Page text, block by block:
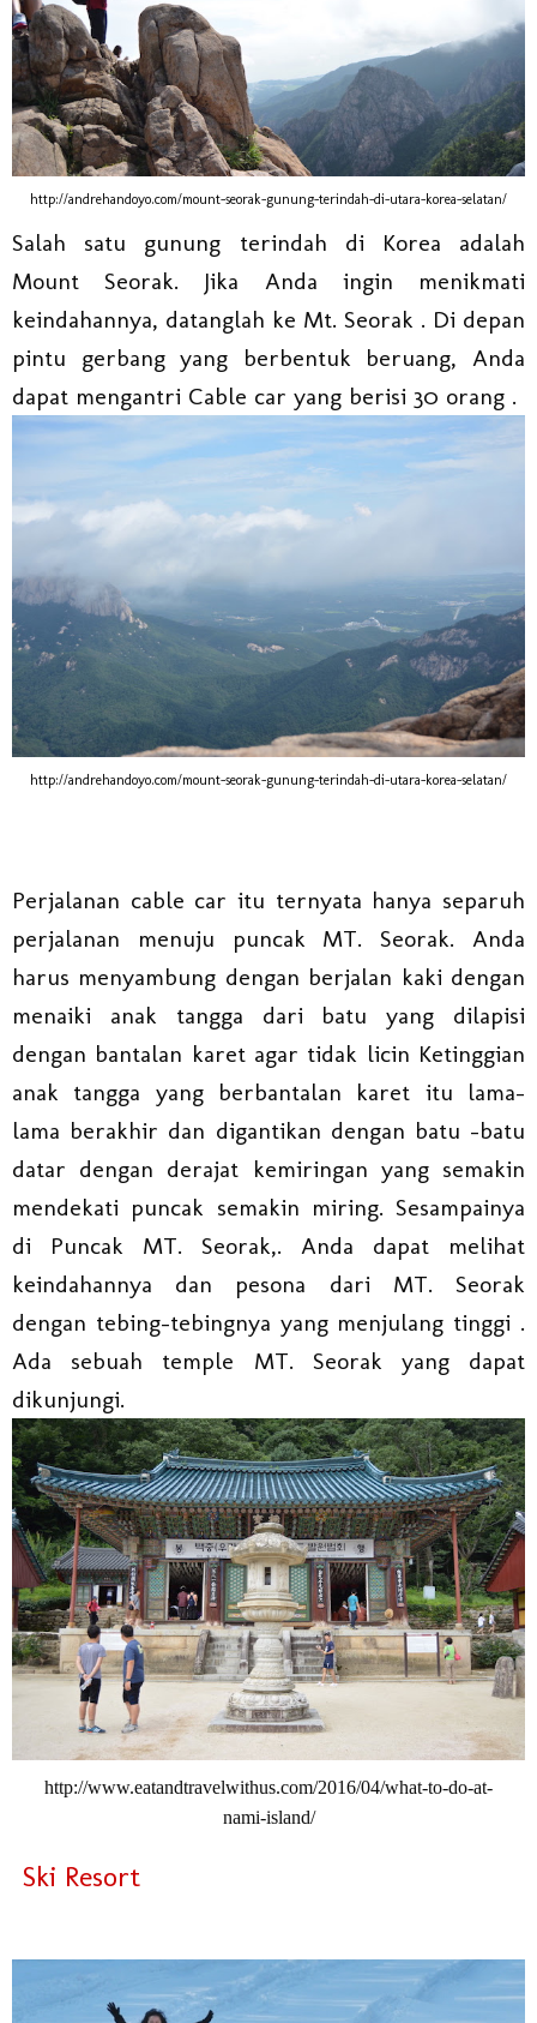
http://andrehandoyo.com/mount-seorak-gunung-terindah-di-utara-korea-selatan/
Salah satu gunung terindah di Korea adalah
Mount Seorak. Jika Anda ingin menikmati
keindahannya, datanglah ke Mt. Seorak . Di depan
pintu gerbang yang berbentuk beruang, Anda
dapat mengantri Cable car yang berisi 30 orang .
http://andrehandoyo.com/mount-seorak-gunung-terindah-di-utara-korea-selatan/
Perjalanan cable car itu ternyata hanya separuh
perjalanan menuju puncak MT. Seorak. Anda
harus menyambung dengan berjalan kaki dengan
menaiki anak tangga dari batu yang dilapisi
dengan bantalan karet agar tidak licin Ketinggian
anak tangga yang berbantalan karet itu lama-
lama berakhir dan digantikan dengan batu -batu
datar dengan derajat kemiringan yang semakin
mendekati puncak semakin miring. Sesampainya
di Puncak MT. Seorak,. Anda dapat melihat
keindahannya dan pesona dari MT. Seorak
dengan tebing-tebingnya yang menjulang tinggi .
Ada sebuah temple MT. Seorak yang dapat
dikunjungi.
http://www.eatandtravelwithus.com/2016/04/what-to-do-at-
nami-island/
Ski Resort